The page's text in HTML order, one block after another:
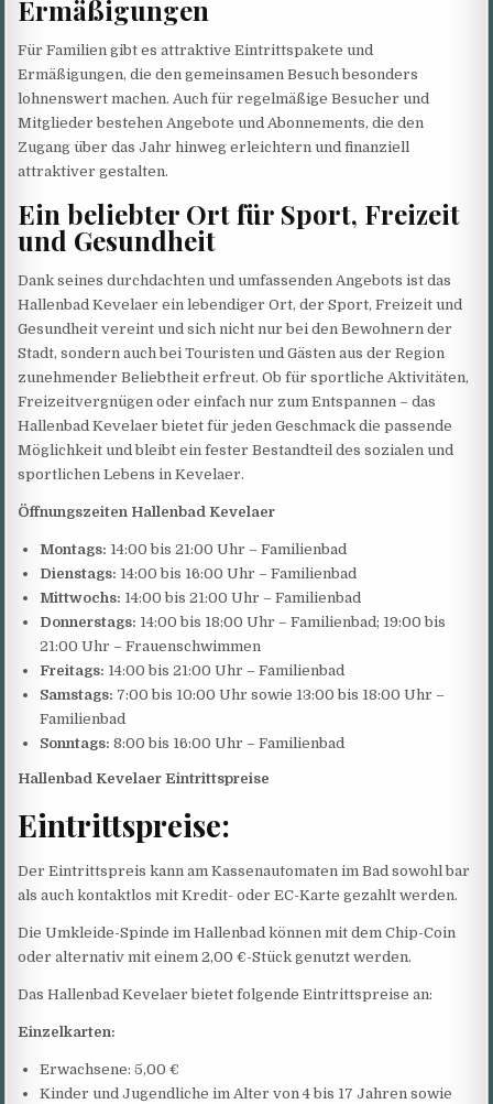
Ermäßigungen
Für Familien gibt es attraktive Eintrittspakete und
Ermäßigungen, die den gemeinsamen Besuch besonders
lohnenswert machen. Auch für regelmäßige Besucher und
Mitglieder bestehen Angebote und Abonnements, die den
Zugang über das Jahr hinweg erleichtern und finanziell
attraktiver gestalten.
Ein beliebter Ort für Sport, Freizeit
und Gesundheit
Dank seines durchdachten und umfassenden Angebots ist das
Hallenbad Kevelaer ein lebendiger Ort, der Sport, Freizeit und
Gesundheit vereint und sich nicht nur bei den Bewohnern der
Stadt, sondern auch bei Touristen und Gästen aus der Region
zunehmender Beliebtheit erfreut. Ob für sportliche Aktivitäten,
Freizeitvergnügen oder einfach nur zum Entspannen – das
Hallenbad Kevelaer bietet für jeden Geschmack die passende
Möglichkeit und bleibt ein fester Bestandteil des sozialen und
sportlichen Lebens in Kevelaer.
Öffnungszeiten Hallenbad Kevelaer
Montags: 14:00 bis 21:00 Uhr – Familienbad
Dienstags: 14:00 bis 16:00 Uhr – Familienbad
Mittwochs: 14:00 bis 21:00 Uhr – Familienbad
Donnerstags: 14:00 bis 18:00 Uhr – Familienbad; 19:00 bis
21:00 Uhr – Frauenschwimmen
Freitags: 14:00 bis 21:00 Uhr – Familienbad
Samstags: 7:00 bis 10:00 Uhr sowie 13:00 bis 18:00 Uhr –
Familienbad
Sonntags: 8:00 bis 16:00 Uhr – Familienbad
Hallenbad Kevelaer Eintrittspreise
Eintrittspreise:
Der Eintrittspreis kann am Kassenautomaten im Bad sowohl bar
als auch kontaktlos mit Kredit- oder EC-Karte gezahlt werden.
Die Umkleide-Spinde im Hallenbad können mit dem Chip-Coin
oder alternativ mit einem 2,00 €-Stück genutzt werden.
Das Hallenbad Kevelaer bietet folgende Eintrittspreise an:
Einzelkarten:
Erwachsene: 5,00 €
Kinder und Jugendliche im Alter von 4 bis 17 Jahren sowie